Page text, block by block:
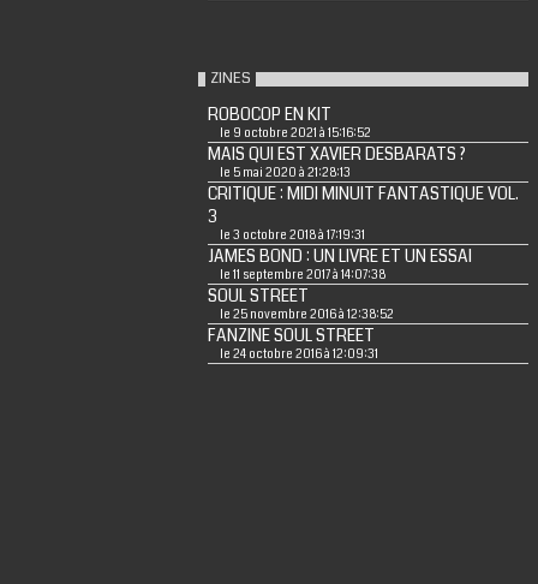
ZINES
ROBOCOP EN KIT
le 9 octobre 2021 à 15:16:52
MAIS QUI EST XAVIER DESBARATS ?
le 5 mai 2020 à 21:28:13
CRITIQUE : MIDI MINUIT FANTASTIQUE VOL.
3
le 3 octobre 2018 à 17:19:31
JAMES BOND : UN LIVRE ET UN ESSAI
le 11 septembre 2017 à 14:07:38
SOUL STREET
le 25 novembre 2016 à 12:38:52
FANZINE SOUL STREET
le 24 octobre 2016 à 12:09:31